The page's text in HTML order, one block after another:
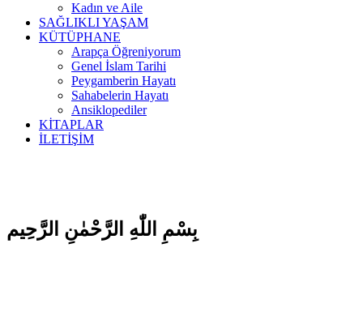
Kadın ve Aile
SAĞLIKLI YAŞAM
KÜTÜPHANE
Arapça Öğreniyorum
Genel İslam Tarihi
Peygamberin Hayatı
Sahabelerin Hayatı
Ansiklopediler
KİTAPLAR
İLETİŞİM
بِسْمِ اللّٰهِ الرَّحْمٰنِ الرَّحِيم